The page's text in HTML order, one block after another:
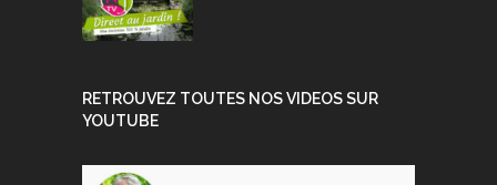
RETROUVEZ TOUTES NOS VIDEOS SUR
YOUTUBE